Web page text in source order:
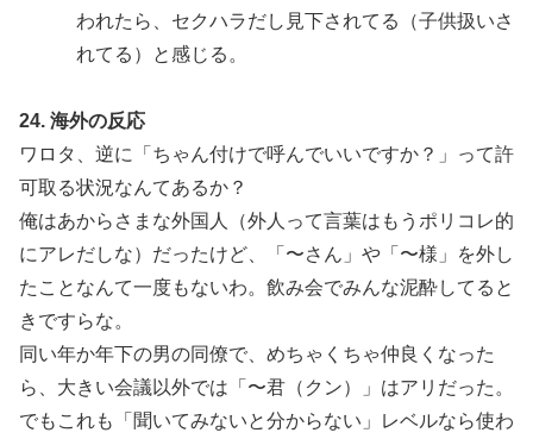
われたら、セクハラだし見下されてる（子供扱いさ
れてる）と感じる。
24. 海外の反応
ワロタ、逆に「ちゃん付けで呼んでいいですか？」って許
可取る状況なんてあるか？
俺はあからさまな外国人（外人って言葉はもうポリコレ的
にアレだしな）だったけど、「〜さん」や「〜様」を外し
たことなんて一度もないわ。飲み会でみんな泥酔してると
きですらな。
同い年か年下の男の同僚で、めちゃくちゃ仲良くなった
ら、大きい会議以外では「〜君（クン）」はアリだった。
でもこれも「聞いてみないと分からない」レベルなら使わ